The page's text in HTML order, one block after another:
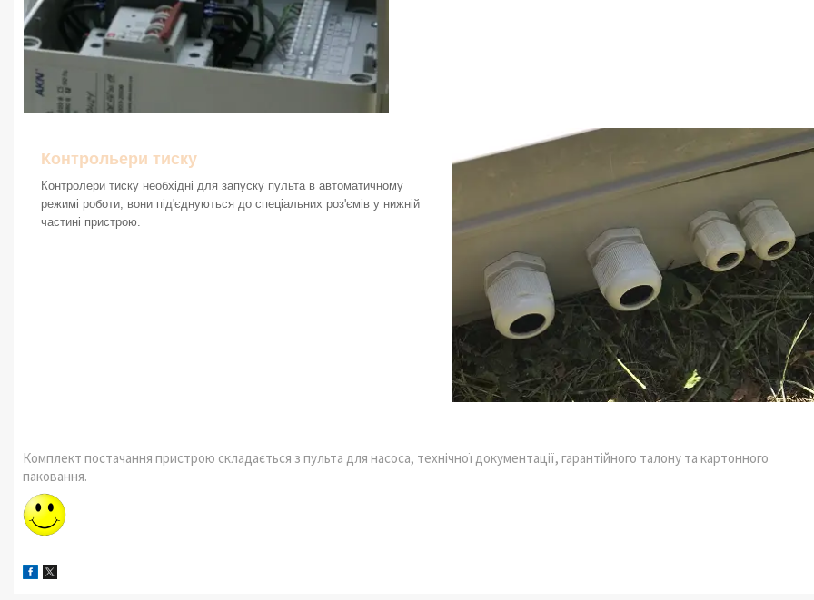
Контрольери тиску
Контролери тиску необхідні для запуску пульта в автоматичному
режимі роботи, вони під'єднуються до спеціальних роз'ємів у нижній
частині пристрою.
Комплект постачання пристрою складається з пульта для насоса, технічної документації, гарантійного талону та картонного
паковання.